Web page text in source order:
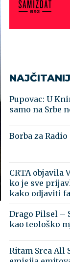
Pupovac: U
samo na Srbe
Borba za Radio
CRTA objavila
ko je sve
kako odjaviti
Drago Pilsel –
kao teološko
Ritam Srca All